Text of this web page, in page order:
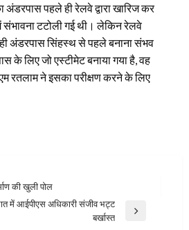
अंडरपास पहले ही रेलवे द्वारा खारिज कर
संभावना टटोली गई थी। लेकिन रेलवे
ही अंडरपास सिंहस्थ से पहले बनाना संभव
के लिए जो एस्टीमेट बनाया गया है, वह
रतलाम ने इसका परीक्षण करने के लिए
की खुली पोल
में आईपीएस अधिकारी संजीव भट्ट
बर्खास्त